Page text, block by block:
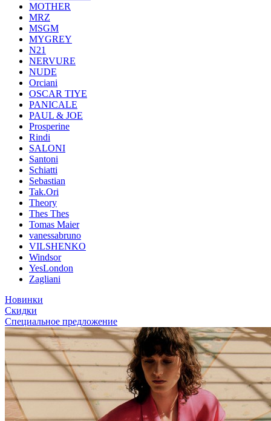
MOTHER
MRZ
MSGM
MYGREY
N21
NERVURE
NUDE
Orciani
OSCAR TIYE
PANICALE
PAUL & JOE
Prosperine
Rindi
SALONI
Santoni
Schiatti
Sebastian
Tak.Ori
Theory
Thes Thes
Tomas Maier
vanessabruno
VILSHENKO
Windsor
YesLondon
Zagliani
Новинки
Скидки
Специальное предложение